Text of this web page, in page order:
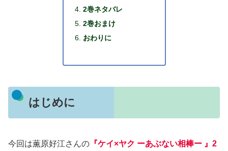
2巻ネタバレ
2巻おまけ
おわりに
はじめに
今回は薫原好江さんの 『ケイ×ヤク ーあぶない相棒ー 』2